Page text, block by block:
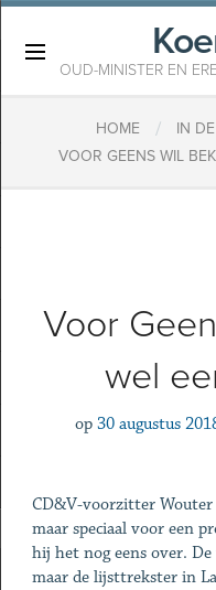
OUD-MINISTER EN
HOME / IN
​VOOR GEENS WIL
​Voor
wel
op 30 augustus
CD&V-voorzitter Wouter
maar speciaal voor een
hij het nog eens over.
maar de lijsttrekster in